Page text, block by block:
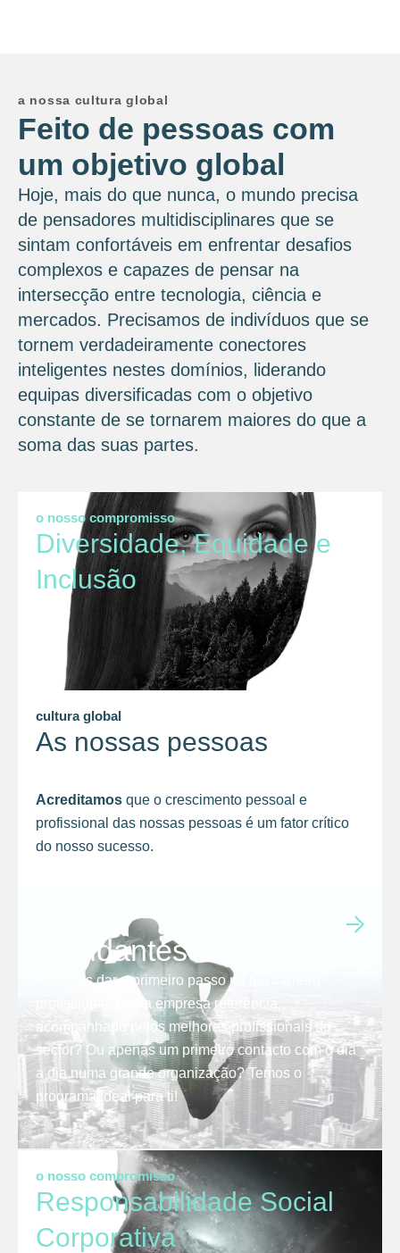
a nossa cultura global
Feito de pessoas com
um objetivo global
Hoje, mais do que nunca, o mundo precisa
de pensadores multidisciplinares que se
sintam confortáveis ​​em enfrentar desafios
complexos e capazes de pensar na
intersecção entre tecnologia, ciência e
mercados. Precisamos de indivíduos que se
tornem verdadeiramente conectores
inteligentes nestes domínios, liderando
equipas diversificadas com o objetivo
constante de se tornarem maiores do que a
soma das suas partes.
o nosso compromisso
Diversidade, Equidade e
Inclusão
cultura global
As nossas pessoas
Acreditamos que o crescimento pessoal e
profissional das nossas pessoas é um fator crítico
do nosso sucesso.
Estudantes e graduados
Procuras dar o primeiro passo na tua carreira
profissional, numa empresa referência,
acompanhado pelos melhores profissionais do
sector? Ou apenas um primeiro contacto com o dia
a dia numa grande organização? Temos o
programa ideal para ti!
o nosso compromisso
Responsabilidade Social
Corporativa